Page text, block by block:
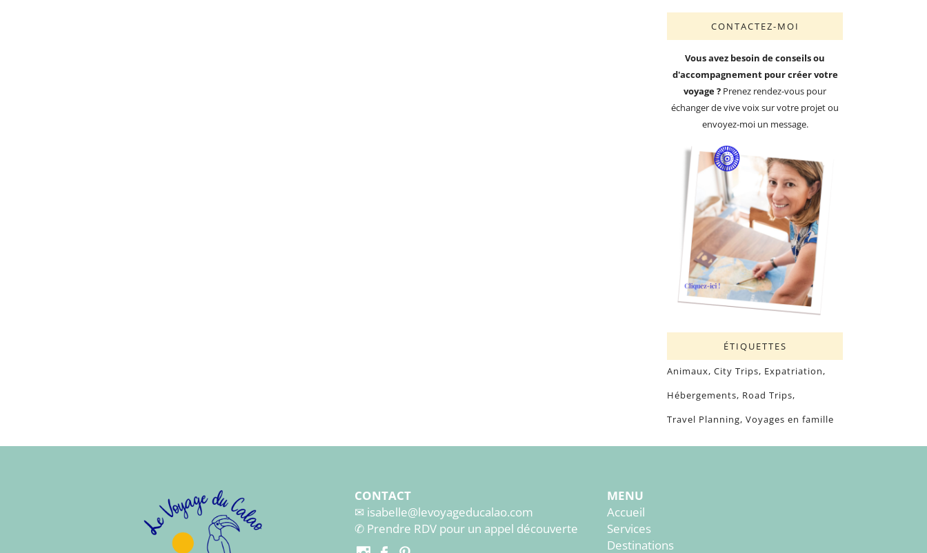
CONTACTEZ-MOI
Vous avez besoin de conseils ou
d'accompagnement pour créer votre
voyage ? Prenez rendez-vous pour
échanger de vive voix sur votre projet ou
envoyez-moi un message.
ÉTIQUETTES
Animaux City Trips Expatriation
Hébergements Road Trips
Travel Planning Voyages en famille
CONTACT
✉︎ isabelle@levoyageducalao.com
✆ Prendre RDV pour un appel découverte
MENU
Accueil
Services
Destinations